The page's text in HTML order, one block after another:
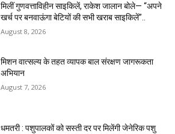
मिलीं गुणवत्ताविहीन साइकिलें, राकेश जालान बोले— “अपने
खर्च पर बनवाऊंगा बेटियों की सभी खराब साइकिलें”..
August 8, 2026
मिशन वात्सल्य के तहत व्यापक बाल संरक्षण जागरूकता
अभियान
August 7, 2026
धमतरी : पशुपालकों को सस्ती दर पर मिलेंगी जेनेरिक पशु